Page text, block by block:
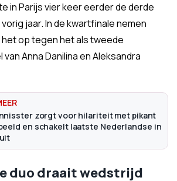
in Parijs vier keer eerder de derde
jaar. In de kwartfinale nemen
op tegen het als tweede
Anna Danilina en Aleksandra
zorgt voor hilariteit met pikant
en schakelt laatste Nederlandse in
duo draait wedstrijd